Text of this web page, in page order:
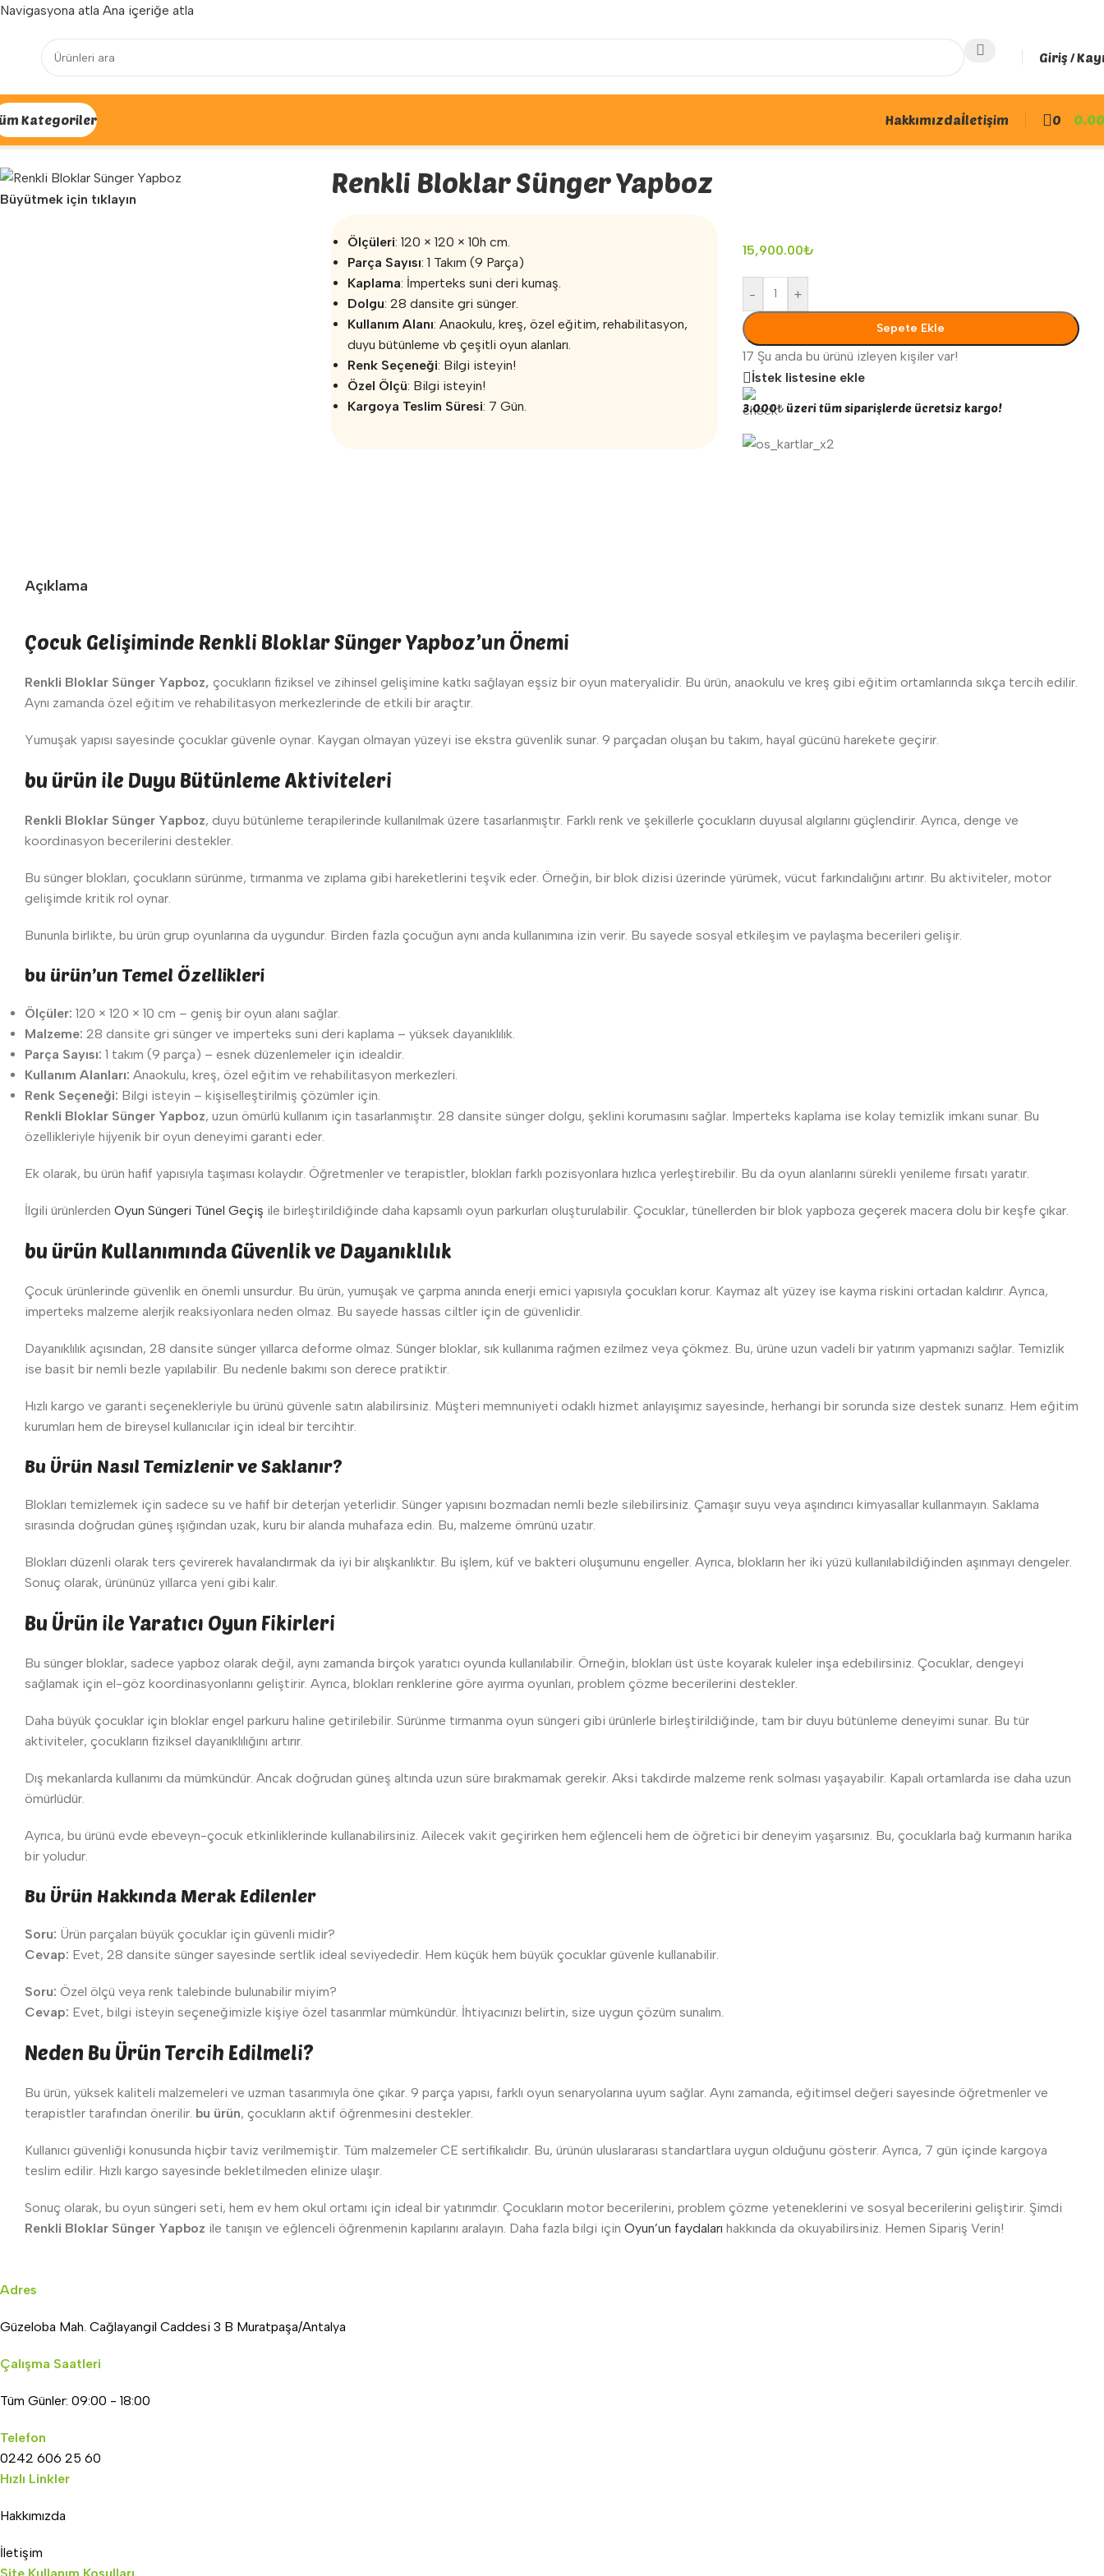
Navigasyona atla Ana içeriğe atla
Yenilenen arayüzümüz ile hizmetinizdeyiz...
Giriş /
Kategoriler Hakkımızdaİletişim 0 0.00
Ana Sayfa Mağaza Ürünlere geri dön
Büyütmek için tıklayın Renkli Bloklar Sünger Yapboz
Ölçüleri: 120 × 120 × 10h cm.
Parça Sayısı: 1 Takım (9 Parça)
Kaplama: İmperteks suni deri kumaş.
Dolgu: 28 dansite gri sünger.
Kullanım Alanı: Anaokulu, kreş, özel eğitim, rehabilitasyon,
duyu bütünleme vb çeşitli oyun alanları.
Renk Seçeneği: Bilgi isteyin!
Özel Ölçü: Bilgi isteyin!
Kargoya Teslim Süresi: 7 Gün.
15,900.00₺
- +
Sepete Ekle
17 Şu anda bu ürünü izleyen kişiler var!
İstek listesine ekle
3.000₺ üzeri tüm siparişlerde ücretsiz kargo!
Açıklama
Çocuk Gelişiminde Renkli Bloklar Sünger Yapboz’un Önemi
Renkli Bloklar Sünger Yapboz, çocukların fiziksel ve zihinsel gelişimine katkı sağlayan eşsiz bir oyun materyalidir. Bu ürün, anaokulu ve kreş gibi eğitim ortamlarında sıkça tercih edilir.
Aynı zamanda özel eğitim ve rehabilitasyon merkezlerinde de etkili bir araçtır.
Yumuşak yapısı sayesinde çocuklar güvenle oynar. Kaygan olmayan yüzeyi ise ekstra güvenlik sunar. 9 parçadan oluşan bu takım, hayal gücünü harekete geçirir.
bu ürün ile Duyu Bütünleme Aktiviteleri
Renkli Bloklar Sünger Yapboz, duyu bütünleme terapilerinde kullanılmak üzere tasarlanmıştır. Farklı renk ve şekillerle çocukların duyusal algılarını güçlendirir. Ayrıca, denge ve
koordinasyon becerilerini destekler.
Bu sünger blokları, çocukların sürünme, tırmanma ve zıplama gibi hareketlerini teşvik eder. Örneğin, bir blok dizisi üzerinde yürümek, vücut farkındalığını artırır. Bu aktiviteler, motor
gelişimde kritik rol oynar.
Bununla birlikte, bu ürün grup oyunlarına da uygundur. Birden fazla çocuğun aynı anda kullanımına izin verir. Bu sayede sosyal etkileşim ve paylaşma becerileri gelişir.
bu ürün’un Temel Özellikleri
Ölçüler: 120 × 120 × 10 cm – geniş bir oyun alanı sağlar.
Malzeme: 28 dansite gri sünger ve imperteks suni deri kaplama – yüksek dayanıklılık.
Parça Sayısı: 1 takım (9 parça) – esnek düzenlemeler için idealdir.
Kullanım Alanları: Anaokulu, kreş, özel eğitim ve rehabilitasyon merkezleri.
Renk Seçeneği: Bilgi isteyin – kişiselleştirilmiş çözümler için.
Renkli Bloklar Sünger Yapboz, uzun ömürlü kullanım için tasarlanmıştır. 28 dansite sünger dolgu, şeklini korumasını sağlar. Imperteks kaplama ise kolay temizlik imkanı sunar. Bu
özellikleriyle hijyenik bir oyun deneyimi garanti eder.
Ek olarak, bu ürün hafif yapısıyla taşıması kolaydır. Öğretmenler ve terapistler, blokları farklı pozisyonlara hızlıca yerleştirebilir. Bu da oyun alanlarını sürekli yenileme fırsatı yaratır.
İlgili ürünlerden Oyun Süngeri Tünel Geçiş ile birleştirildiğinde daha kapsamlı oyun parkurları oluşturulabilir. Çocuklar, tünellerden bir blok yapboza geçerek macera dolu bir keşfe çıkar.
bu ürün Kullanımında Güvenlik ve Dayanıklılık
Çocuk ürünlerinde güvenlik en önemli unsurdur. Bu ürün, yumuşak ve çarpma anında enerji emici yapısıyla çocukları korur. Kaymaz alt yüzey ise kayma riskini ortadan kaldırır. Ayrıca,
imperteks malzeme alerjik reaksiyonlara neden olmaz. Bu sayede hassas ciltler için de güvenlidir.
Dayanıklılık açısından, 28 dansite sünger yıllarca deforme olmaz. Sünger bloklar, sık kullanıma rağmen ezilmez veya çökmez. Bu, ürüne uzun vadeli bir yatırım yapmanızı sağlar. Temizlik
ise basit bir nemli bezle yapılabilir. Bu nedenle bakımı son derece pratiktir.
Hızlı kargo ve garanti seçenekleriyle bu ürünü güvenle satın alabilirsiniz. Müşteri memnuniyeti odaklı hizmet anlayışımız sayesinde, herhangi bir sorunda size destek sunarız. Hem eğitim
kurumları hem de bireysel kullanıcılar için ideal bir tercihtir.
Bu Ürün Nasıl Temizlenir ve Saklanır?
Blokları temizlemek için sadece su ve hafif bir deterjan yeterlidir. Sünger yapısını bozmadan nemli bezle silebilirsiniz. Çamaşır suyu veya aşındırıcı kimyasallar kullanmayın. Saklama
sırasında doğrudan güneş ışığından uzak, kuru bir alanda muhafaza edin. Bu, malzeme ömrünü uzatır.
Blokları düzenli olarak ters çevirerek havalandırmak da iyi bir alışkanlıktır. Bu işlem, küf ve bakteri oluşumunu engeller. Ayrıca, blokların her iki yüzü kullanılabildiğinden aşınmayı dengeler.
Sonuç olarak, ürününüz yıllarca yeni gibi kalır.
Bu Ürün ile Yaratıcı Oyun Fikirleri
Bu sünger bloklar, sadece yapboz olarak değil, aynı zamanda birçok yaratıcı oyunda kullanılabilir. Örneğin, blokları üst üste koyarak kuleler inşa edebilirsiniz. Çocuklar, dengeyi
sağlamak için el-göz koordinasyonlarını geliştirir. Ayrıca, blokları renklerine göre ayırma oyunları, problem çözme becerilerini destekler.
Daha büyük çocuklar için bloklar engel parkuru haline getirilebilir. Sürünme tırmanma oyun süngeri gibi ürünlerle birleştirildiğinde, tam bir duyu bütünleme deneyimi sunar. Bu tür
aktiviteler, çocukların fiziksel dayanıklılığını artırır.
Dış mekanlarda kullanımı da mümkündür. Ancak doğrudan güneş altında uzun süre bırakmamak gerekir. Aksi takdirde malzeme renk solması yaşayabilir. Kapalı ortamlarda ise daha uzun
ömürlüdür.
Ayrıca, bu ürünü evde ebeveyn-çocuk etkinliklerinde kullanabilirsiniz. Ailecek vakit geçirirken hem eğlenceli hem de öğretici bir deneyim yaşarsınız. Bu, çocuklarla bağ kurmanın harika
bir yoludur.
Bu Ürün Hakkında Merak Edilenler
Soru: Ürün parçaları büyük çocuklar için güvenli midir?
Cevap: Evet, 28 dansite sünger sayesinde sertlik ideal seviyededir. Hem küçük hem büyük çocuklar güvenle kullanabilir.
Soru: Özel ölçü veya renk talebinde bulunabilir miyim?
Cevap: Evet, bilgi isteyin seçeneğimizle kişiye özel tasarımlar mümkündür. İhtiyacınızı belirtin, size uygun çözüm sunalım.
Neden Bu Ürün Tercih Edilmeli?
Bu ürün, yüksek kaliteli malzemeleri ve uzman tasarımıyla öne çıkar. 9 parça yapısı, farklı oyun senaryolarına uyum sağlar. Aynı zamanda, eğitimsel değeri sayesinde öğretmenler ve
terapistler tarafından önerilir. bu ürün, çocukların aktif öğrenmesini destekler.
Kullanıcı güvenliği konusunda hiçbir taviz verilmemiştir. Tüm malzemeler CE sertifikalıdır. Bu, ürünün uluslararası standartlara uygun olduğunu gösterir. Ayrıca, 7 gün içinde kargoya
teslim edilir. Hızlı kargo sayesinde bekletilmeden elinize ulaşır.
Sonuç olarak, bu oyun süngeri seti, hem ev hem okul ortamı için ideal bir yatırımdır. Çocukların motor becerilerini, problem çözme yeteneklerini ve sosyal becerilerini geliştirir. Şimdi
Renkli Bloklar Sünger Yapboz ile tanışın ve eğlenceli öğrenmenin kapılarını aralayın. Daha fazla bilgi için Oyun’un faydaları hakkında da okuyabilirsiniz. Hemen Sipariş Verin!
Adres
Güzeloba Mah. Cağlayangil Caddesi 3 B Muratpaşa/Antalya
Çalışma Saatleri
Tüm Günler: 09:00 - 18:00
Telefon
0242 606 25 60
Hızlı Linkler
Hakkımızda
İletişim
Site Kullanım Koşulları